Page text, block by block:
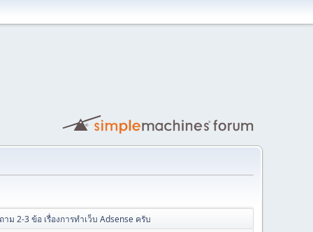
ถาม 2-3 ข้อ เรื่องการทำเว็บ Adsense ครับ